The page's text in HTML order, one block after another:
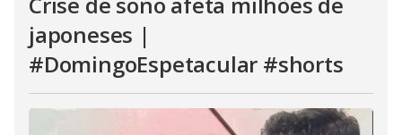
japoneses |
#DomingoEspetacular #shorts